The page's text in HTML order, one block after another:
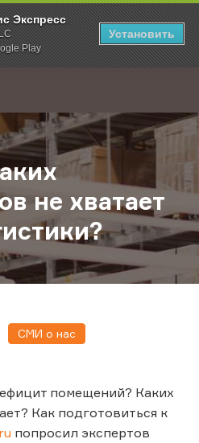
Экспресс
Play
Установить
Oborot.ru: Каких специалистов не
не хватает
СМИ о нас
помещений? Каких
Как подготовиться к
попросил экспертов